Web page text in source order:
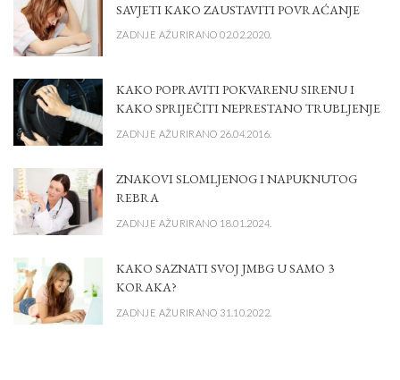
SAVJETI KAKO ZAUSTAVITI POVRAĆANJE
ZADNJE AŽURIRANO 02.02.2020.
KAKO POPRAVITI POKVARENU SIRENU I
KAKO SPRIJEČITI NEPRESTANO TRUBLJENJE
ZADNJE AŽURIRANO 26.04.2016.
ZNAKOVI SLOMLJENOG I NAPUKNUTOG
REBRA
ZADNJE AŽURIRANO 18.01.2024.
KAKO SAZNATI SVOJ JMBG U SAMO 3
KORAKA?
ZADNJE AŽURIRANO 31.10.2022.